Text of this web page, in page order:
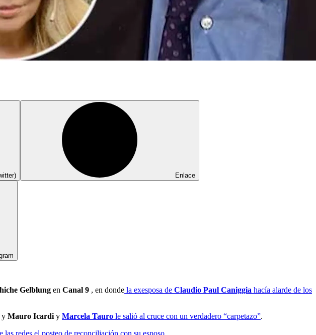
Enlace
Gelblung en Canal 9 , en donde la exesposa de Claudio Paul Caniggia hacía alarde de los
y Mauro Icardi y Marcela Tauro le salió al cruce con un verdadero “carpetazo”.
redes el posteo de reconciliación con su esposo.